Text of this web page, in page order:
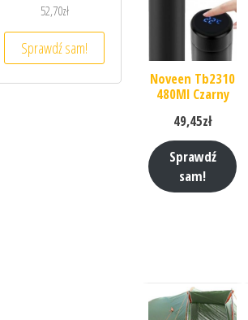
52,70zł
Sprawdź sam!
Noveen Tb2310
480Ml Czarny
49,45zł
Sprawdź
sam!